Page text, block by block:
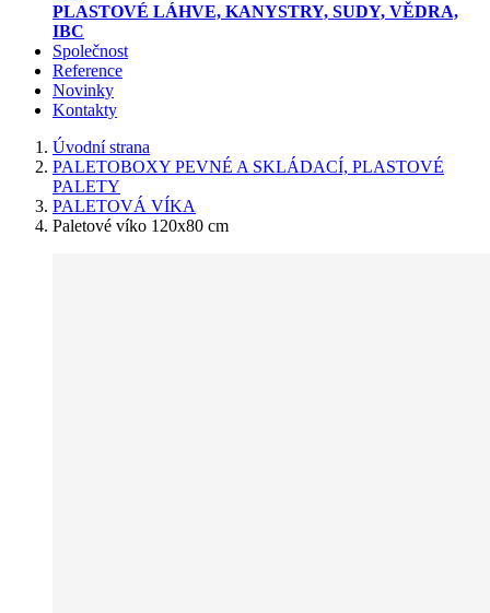
PLASTOVÉ LÁHVE, KANYSTRY, SUDY, VĚDRA,
IBC
Společnost
Reference
Novinky
Kontakty
Úvodní strana
PALETOBOXY PEVNÉ A SKLÁDACÍ, PLASTOVÉ
PALETY
PALETOVÁ VÍKA
Paletové víko 120x80 cm